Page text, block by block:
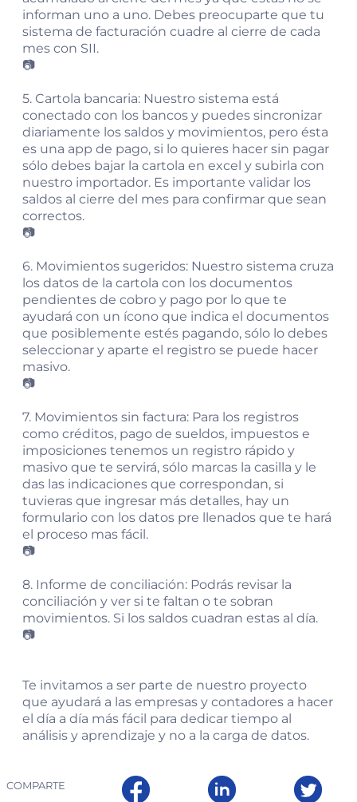
informan uno a uno. Debes preocuparte que tu
sistema de facturación cuadre al cierre de cada
mes con SII.
📷
5. Cartola bancaria: Nuestro sistema está
conectado con los bancos y puedes sincronizar
diariamente los saldos y movimientos, pero ésta
es una app de pago, si lo quieres hacer sin pagar
sólo debes bajar la cartola en excel y subirla con
nuestro importador. Es importante validar los
saldos al cierre del mes para confirmar que sean
correctos.
📷
6. Movimientos sugeridos: Nuestro sistema cruza
los datos de la cartola con los documentos
pendientes de cobro y pago por lo que te
ayudará con un ícono que indica el documentos
que posiblemente estés pagando, sólo lo debes
seleccionar y aparte el registro se puede hacer
masivo.
📷
7. Movimientos sin factura: Para los registros
como créditos, pago de sueldos, impuestos e
imposiciones tenemos un registro rápido y
masivo que te servirá, sólo marcas la casilla y le
das las indicaciones que correspondan, si
tuvieras que ingresar más detalles, hay un
formulario con los datos pre llenados que te hará
el proceso mas fácil.
📷
8. Informe de conciliación: Podrás revisar la
conciliación y ver si te faltan o te sobran
movimientos. Si los saldos cuadran estas al día.
📷
Te invitamos a ser parte de nuestro proyecto
que ayudará a las empresas y contadores a hacer
el día a día más fácil para dedicar tiempo al
análisis y aprendizaje y no a la carga de datos.
COMPARTE